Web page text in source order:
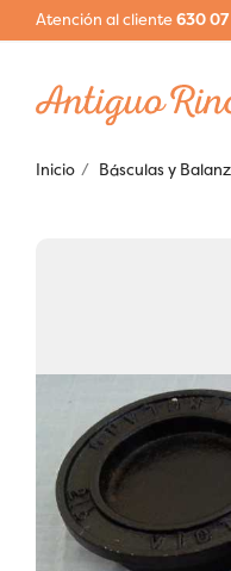
Atención al cliente630
Inicio Básculas y